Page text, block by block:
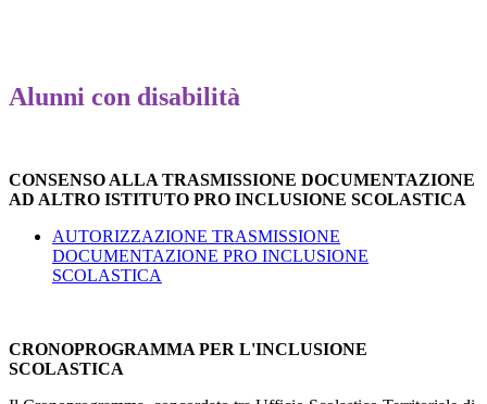
Alunni con disabilità
CONSENSO ALLA TRASMISSIONE DOCUMENTAZIONE
AD ALTRO ISTITUTO PRO INCLUSIONE SCOLASTICA
AUTORIZZAZIONE TRASMISSIONE
DOCUMENTAZIONE PRO INCLUSIONE
SCOLASTICA
CRONOPROGRAMMA PER L'INCLUSIONE
SCOLASTICA